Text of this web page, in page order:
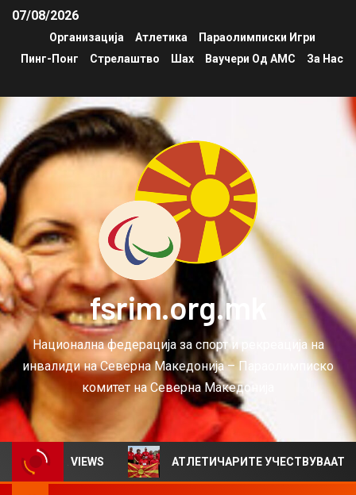
07/08/2026
Организација Атлетика
Параолимписки Игри
Пинг-Понг
Стрелаштво Шах Ваучери Од АМС За Нас
fsrim.org.mk
Национална федерација за спорт и рекреација на
инвалиди на Северна Македонија – Параолимписко
комитет на Северна Македонија
за VIEWS АТЛЕТИЧАРИТЕ УЧЕСТВУВААТ НА